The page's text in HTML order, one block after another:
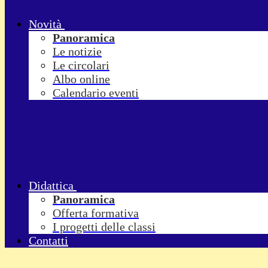
Novità
Panoramica
Le notizie
Le circolari
Albo online
Calendario eventi
Didattica
Panoramica
Offerta formativa
I progetti delle classi
Contatti